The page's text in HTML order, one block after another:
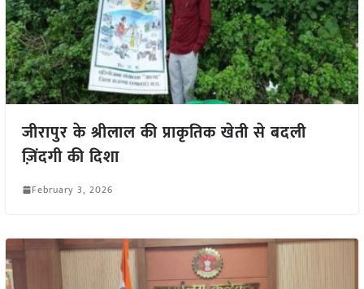
जीरापुर के श्रीलाल की प्राकृतिक खेती से बदली
ज़िंदगी की दिशा
February 3, 2026